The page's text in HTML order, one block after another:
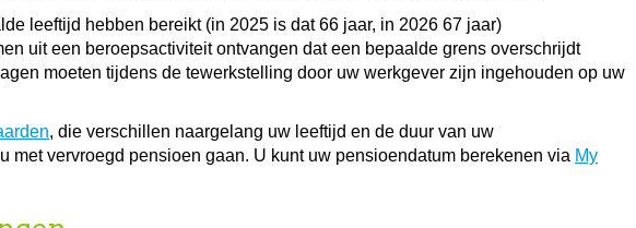
leeftijd hebben bereikt (in 2025 is dat 66 jaar, in 2026 67 jaar)
uit een beroepsactiviteit ontvangen dat een bepaalde grens overschrijdt
moeten tijdens de tewerkstelling door uw werkgever zijn ingehouden op uw
, die verschillen naargelang uw leeftijd en de duur van uw
met vervroegd pensioen gaan. U kunt uw pensioendatum berekenen via My